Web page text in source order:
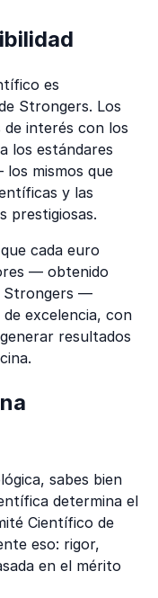
es
Strongers. Los
interés con los
los estándares
mismos que
y las
prestigiosas.
cada euro
— obtenido
Strongers —
excelencia, con
resultados
sabes bien
determina el
Científico de
eso: rigor,
en el mérito